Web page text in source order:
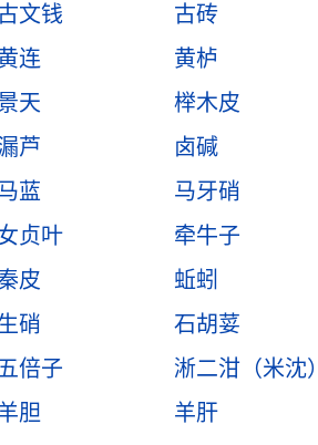
文钱
古砖
连
黄栌
天
榉木皮
芦
卤碱
蓝
马牙硝
贞叶
牵牛子
皮
蚯蚓
硝
石胡荽
五倍子
淅二泔（米沈）
胆 羊肝